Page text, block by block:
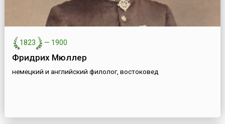
1823 — 1900
Фридрих Мюллер
немецкий и английский филолог, востоковед